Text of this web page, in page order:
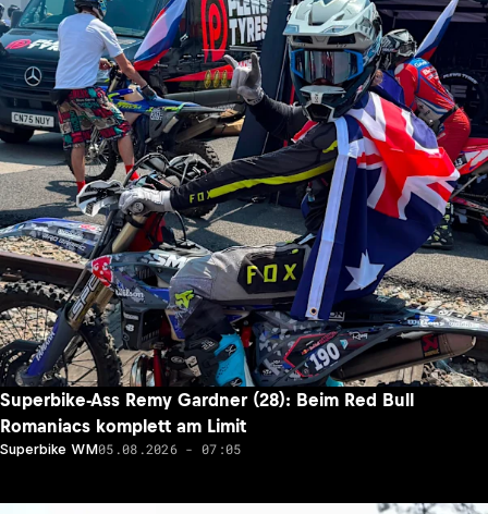
Superbike-Ass Remy Gardner (28): Beim Red Bull
Romaniacs komplett am Limit
Superbike WM05.08.2026 - 07:05